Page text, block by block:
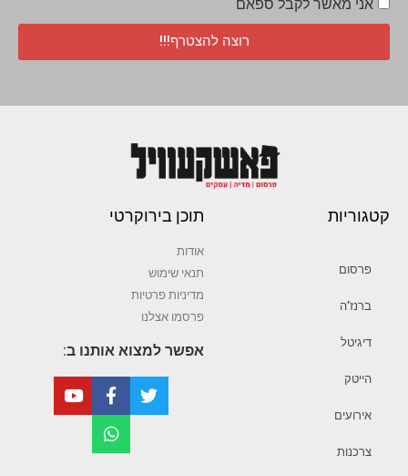
אני מאשר לקבל ספאם
רוצה להצטרף!!!
קטגוריות
פרסום
ברנז’ה
דיגיטל
הייטק
אירועים
צרכנות
תוכן בירוקרטי
אודות
תנאי שימוש
מדיניות פרטיות
פרסמו אצלנו
אפשר למצוא אותנו ב: